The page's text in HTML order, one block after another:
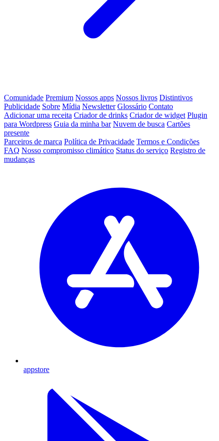
Comunidade Premium Nossos apps Nossos livros Distintivos
Publicidade Sobre Mídia Newsletter Glossário Contato
Adicionar uma receita Criador de drinks Criador de widget Plugin
para Wordpress Guia da minha bar Nuvem de busca Cartões
presente
Parceiros de marca Política de Privacidade Termos e Condições
FAQ Nosso compromisso climático Status do serviço Registro de
mudanças
appstore